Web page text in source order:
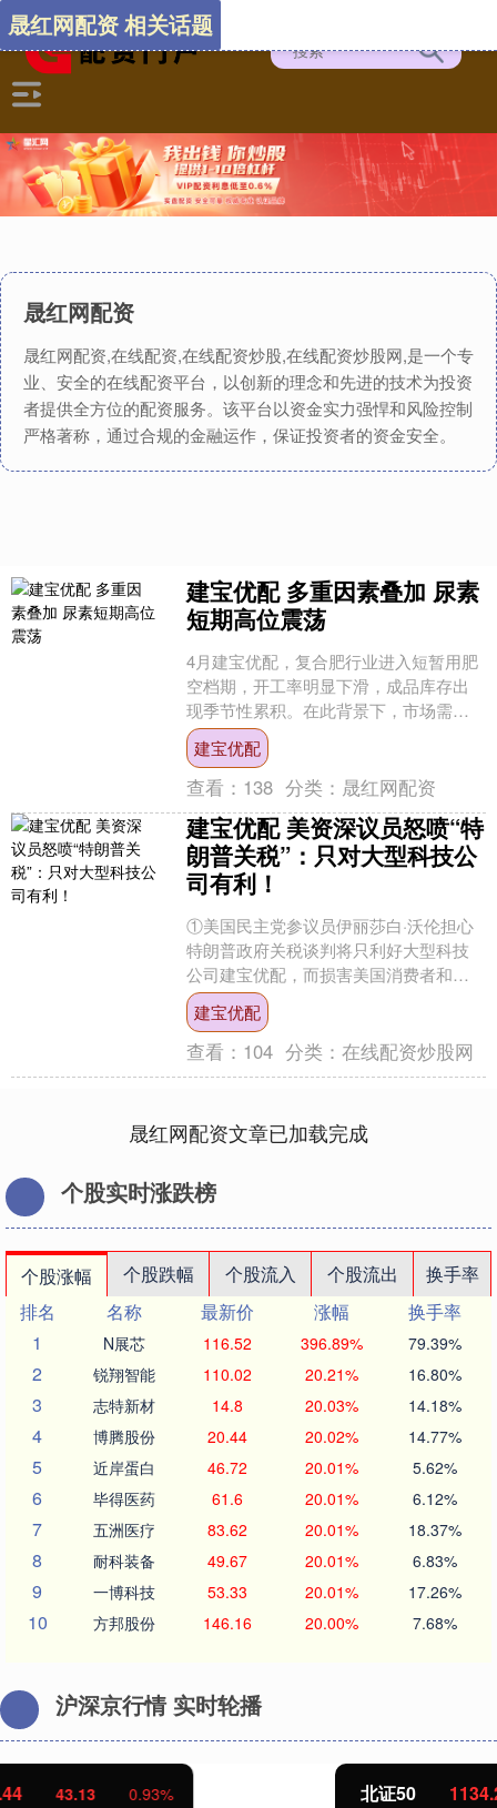
晟红网配资
晟红网配资,在线配资,在线配资炒股,在线配资炒股网,是一个专
业、安全的在线配资平台，以创新的理念和先进的技术为投资
者提供全方位的配资服务。该平台以资金实力强悍和风险控制
严格著称，通过合规的金融运作，保证投资者的资金安全。
晟红网配资 相关话题
建宝优配 多重因素叠加 尿素
短期高位震荡
4月建宝优配，复合肥行业进入短暂用肥
空档期，开工率明显下滑，成品库存出
现季节性累积。在此背景下，市场需求
疲软，成交欠佳，尿素价格持续承压。
临近4月底，尿素及相关....
建宝优配
查看： 138 分类： 晟红网配资
建宝优配 美资深议员怒喷“特
朗普关税”：只对大型科技公
司有利！
①美国民主党参议员伊丽莎白·沃伦担心
特朗普政府关税谈判将只利好大型科技
公司建宝优配，而损害美国消费者和工
人利益；②她表示，大型科技公司长期以
来一直试图利用贸易谈....
建宝优配
查看： 104 分类：在线配资炒股网
晟红网配资文章已加载完成
个股实时涨跌榜
个股涨幅 个股跌幅 个股流入 个股流出
换手率
排名
名称 最新价 涨幅
换手率
1
N展芯 116.52 396.89% 79.39%
2 锐翔智能 110.02 20.21% 16.80%
3 志特新材 14.8 20.03% 14.18%
4 博腾股份 20.44 20.02% 14.77%
5 近岸蛋白 46.72 20.01% 5.62%
6 毕得医药 61.6 20.01% 6.12%
7 五洲医疗 83.62 20.01% 18.37%
8 耐科装备 49.67 20.01% 6.83%
9 一博科技 53.33 20.01% 17.26%
10 方邦股份 146.16 20.00% 7.68%
沪深京行情 实时轮播
北证50 1.01%